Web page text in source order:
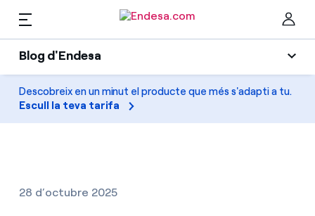
Blog d'Endesa
Blog d'Endesa
Llum
Gas
Llars
Descobreix en un minut el producte que més s'adapti a tu.
Escull la teva tarifa
28 d’octubre 2025